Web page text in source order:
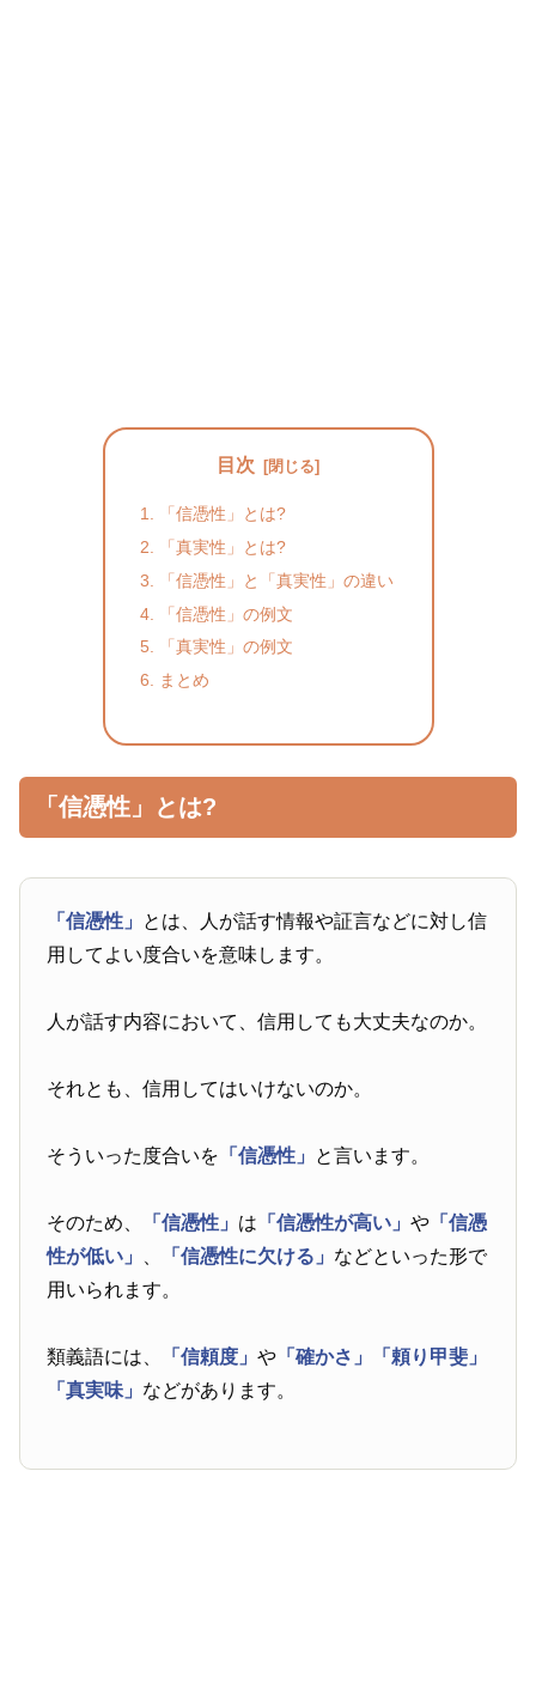
目次
「信憑性」とは?
「真実性」とは?
「信憑性」と「真実性」の違い
「信憑性」の例文
「真実性」の例文
まとめ
「信憑性」とは?
「信憑性」 とは、人が話す情報や証言などに対し信
用してよい度合いを意味します。
人が話す内容において、信用しても大丈夫なのか。
それとも、信用してはいけないのか。
そういった度合いを 「信憑性」 と言います。
そのため、 「信憑性」 は 「信憑性が高い」や 「信憑
性が低い」
「信憑性に欠ける」 などといった形で
用いられます。
類義語には、 「信頼度」や 「確かさ」
「頼り甲斐」
「真実味」 などがあります。